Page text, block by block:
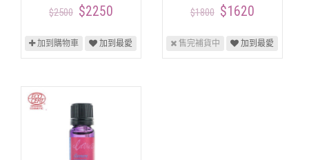
$2500 $2250
加到購物車 加到最愛
$1800 $1620
售完補貨中 加到最愛